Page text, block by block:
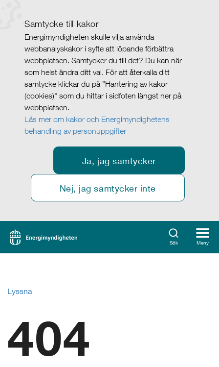
Samtycke till kakor
Energimyndigheten skulle vilja använda
webbanalyskakor i syfte att löpande förbättra
webbplatsen. Samtycker du till det? Du kan när
som helst ändra ditt val. För att återkalla ditt
samtycke klickar du på ”Hantering av kakor
(cookies)" som du hittar i sidfoten längst ner på
webbplatsen.
Läs mer om kakor och Energimyndighetens
behandling av personuppgifter
Ja, jag samtycker
Nej, jag samtycker inte
Sök Meny
Lyssna
404